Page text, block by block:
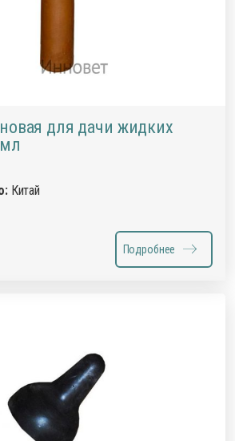
для дачи жидких
Китай
Подробнее